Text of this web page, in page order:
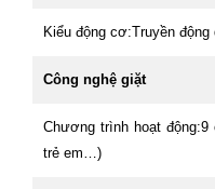
Kiểu động cơ:Truyền động
Công nghệ giặt
Chương trình hoạt
trẻ em…)